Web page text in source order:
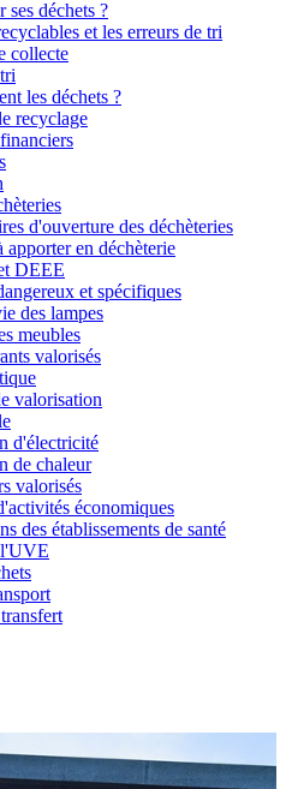
ses déchets ?
et les erreurs de tri
collecte
les déchets ?
recyclage
d'ouverture des déchèteries
apporter en déchèterie
DEEE
et spécifiques
des lampes
meubles
valorisés
valorisation
d'électricité
de chaleur
valorisés
économiques
des établissements de santé